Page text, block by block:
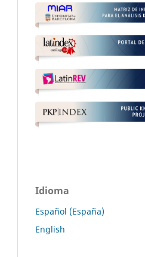
Idioma
Español (España)
English